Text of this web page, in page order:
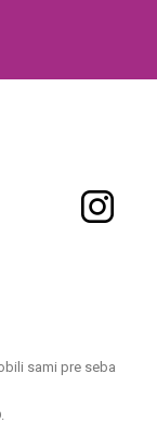
sami pre seba